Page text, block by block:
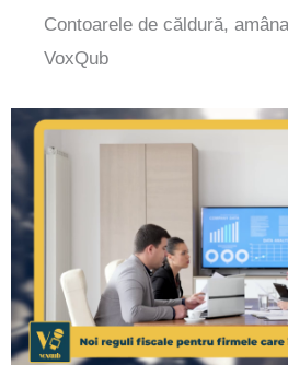
Contoarele de căldură,
VoxQub